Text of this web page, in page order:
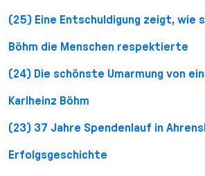
(25) Eine Entschuldigung zeigt, wie
Böhm die Menschen respektierte
(24) Die schönste Umarmung von
Karlheinz Böhm
(23) 37 Jahre Spendenlauf in
Erfolgsgeschichte